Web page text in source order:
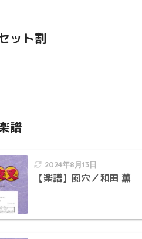
ット割
譜
2024年8月13日
【楽譜】風穴／和田 薫